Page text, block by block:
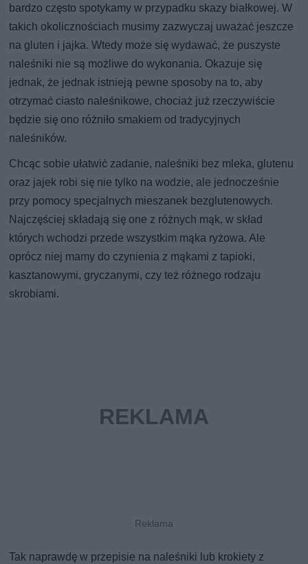
bardzo często spotykamy w przypadku skazy białkowej. W
takich okolicznościach musimy zazwyczaj uważać jeszcze
na gluten i jajka. Wtedy może się wydawać, że puszyste
naleśniki nie są możliwe do wykonania. Okazuje się
jednak, że jednak istnieją pewne sposoby na to, aby
otrzymać ciasto naleśnikowe, chociaż już rzeczywiście
będzie się ono różniło smakiem od tradycyjnych
naleśników.
Chcąc sobie ułatwić zadanie, naleśniki bez mleka, glutenu
oraz jajek robi się nie tylko na wodzie, ale jednocześnie
przy pomocy specjalnych mieszanek bezglutenowych.
Najczęściej składają się one z różnych mąk, w skład
których wchodzi przede wszystkim mąka ryżowa. Ale
oprócz niej mamy do czynienia z mąkami z tapioki,
kasztanowymi, gryczanymi, czy też różnego rodzaju
skrobiami.
Tak naprawdę w przepisie na naleśniki lub krokiety z